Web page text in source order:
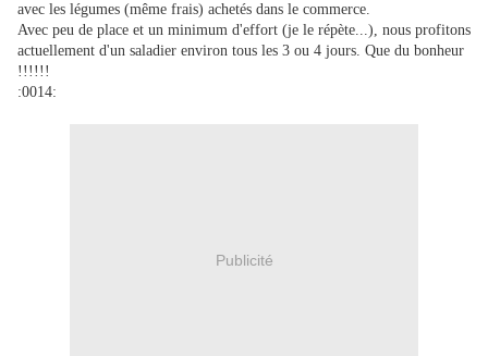
avec les légumes (même frais) achetés dans le commerce.
Avec peu de place et un minimum d'effort (je le répète...), nous profitons
actuellement d'un saladier environ tous les 3 ou 4 jours. Que du bonheur
!!!!!!
:0014:
Publicité